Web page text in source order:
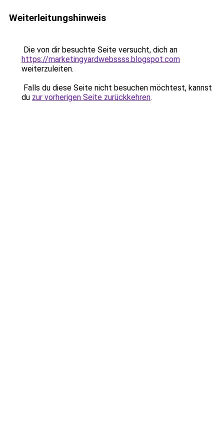
Weiterleitungshinweis
Die von dir besuchte Seite versucht, dich an
https://marketingyardwebssss.blogspot.com
weiterzuleiten.
Falls du diese Seite nicht besuchen möchtest, kannst
du zur vorherigen Seite zurückkehren.